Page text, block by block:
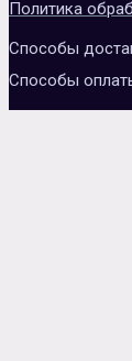
Политика
Способы
Способы